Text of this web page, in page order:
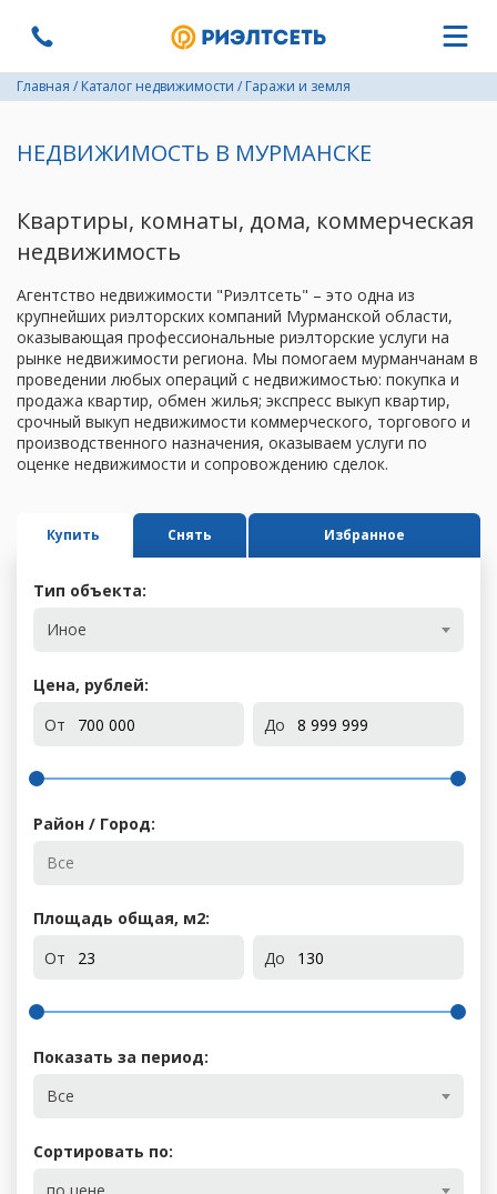
Главная / Каталог недвижимости / Гаражи и земля
НЕДВИЖИМОСТЬ В МУРМАНСКЕ
Квартиры, комнаты, дома, коммерческая
недвижимость
Агентство недвижимости "Риэлтсеть" – это одна из
крупнейших риэлторских компаний Мурманской области,
оказывающая профессиональные риэлторские услуги на
рынке недвижимости региона. Мы помогаем мурманчанам в
проведении любых операций с недвижимостью: покупка и
продажа квартир, обмен жилья; экспресс выкуп квартир,
срочный выкуп недвижимости коммерческого, торгового и
производственного назначения, оказываем услуги по
оценке недвижимости и сопровождению сделок.
Купить Снять Избранное
Тип объекта:
Иное
Цена, рублей:
От
До
Район / Город:
Площадь общая, м2:
От
До
Показать за период:
Все
Сортировать по: